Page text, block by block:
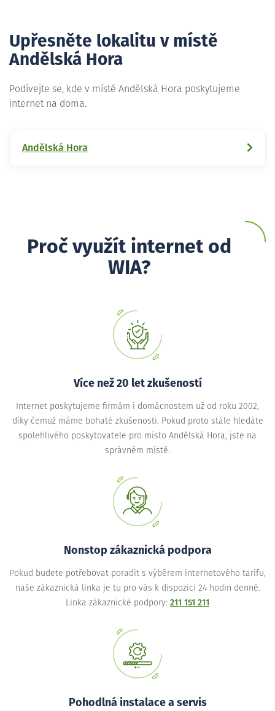
Upřesněte lokalitu v místě
Andělská Hora
Podívejte se, kde v místě Andělská Hora poskytujeme
internet na doma.
Andělská Hora
Proč využít internet od
WIA?
Více než 20 let zkušeností
Internet poskytujeme firmám i domácnostem už od roku 2002,
díky čemuž máme bohaté zkušenosti. Pokud proto stále hledáte
spolehlivého poskytovatele pro místo Andělská Hora, jste na
správném místě.
Nonstop zákaznická podpora
Pokud budete potřebovat poradit s výběrem internetového tarifu,
naše zákaznická linka je tu pro vás k dispozici 24 hodin denně.
Linka zákaznické podpory: 211 151 211
Pohodlná instalace a servis